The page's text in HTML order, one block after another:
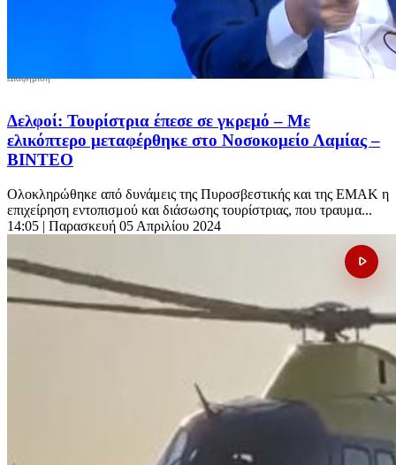
Δελφοί: Τουρίστρια έπεσε σε γκρεμό – Με
ελικόπτερο μεταφέρθηκε στο Νοσοκομείο Λαμίας –
ΒΙΝΤΕΟ
Ολοκληρώθηκε από δυνάμεις της Πυροσβεστικής και της ΕΜΑΚ η
επιχείρηση εντοπισμού και διάσωσης τουρίστριας, που τραυμα...
14:05 | Παρασκευή 05 Απριλίου 2024